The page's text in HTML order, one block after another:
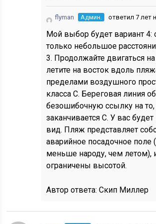
flyman Админ. ответил 7 лет
Мой выбор будет вариант 4:
только небольшое
3. Продолжайте двигаться
летите на восток вдоль
пределами воздушного
класса С. Береговая линия
безошибочную ссылку на то,
заканчивается C. У вас
вид. Пляж представляет
аварийное посадочное поле
меньше народу, чем летом),
ограничены высотой.
Автор ответа:Скип Миллер